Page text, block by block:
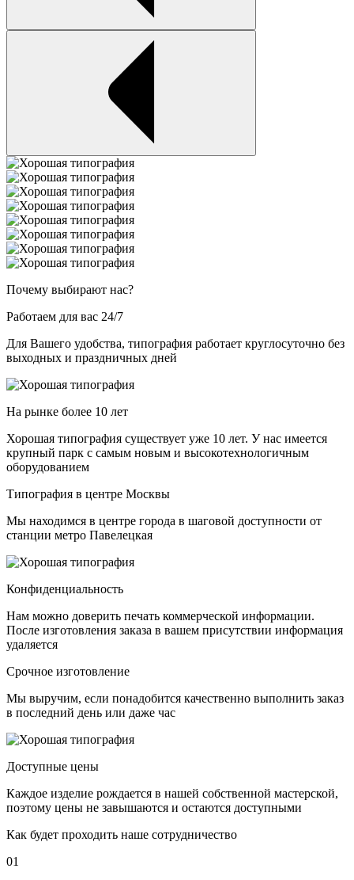
Почему выбирают нас?
Работаем для вас 24/7
Для Вашего удобства, типография работает круглосуточно без
выходных и праздничных дней
На рынке более 10 лет
Хорошая типография существует уже 10 лет. У нас имеется
крупный парк с самым новым и высокотехнологичным
оборудованием
Типография в центре Москвы
Мы находимся в центре города в шаговой доступности от
станции метро Павелецкая
Конфиденциальность
Нам можно доверить печать коммерческой информации.
После изготовления заказа в вашем присутствии информация
удаляется
Срочное изготовление
Мы выручим, если понадобится качественно выполнить заказ
в последний день или даже час
Доступные цены
Каждое изделие рождается в нашей собственной мастерской,
поэтому цены не завышаются и остаются доступными
Как будет проходить наше сотрудничество
01